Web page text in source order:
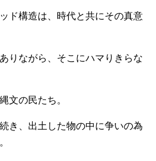
ド構造は、時代と共にその真意
りながら、そこにハマりきらな
文の民たち。
き、出土した物の中に争いの為